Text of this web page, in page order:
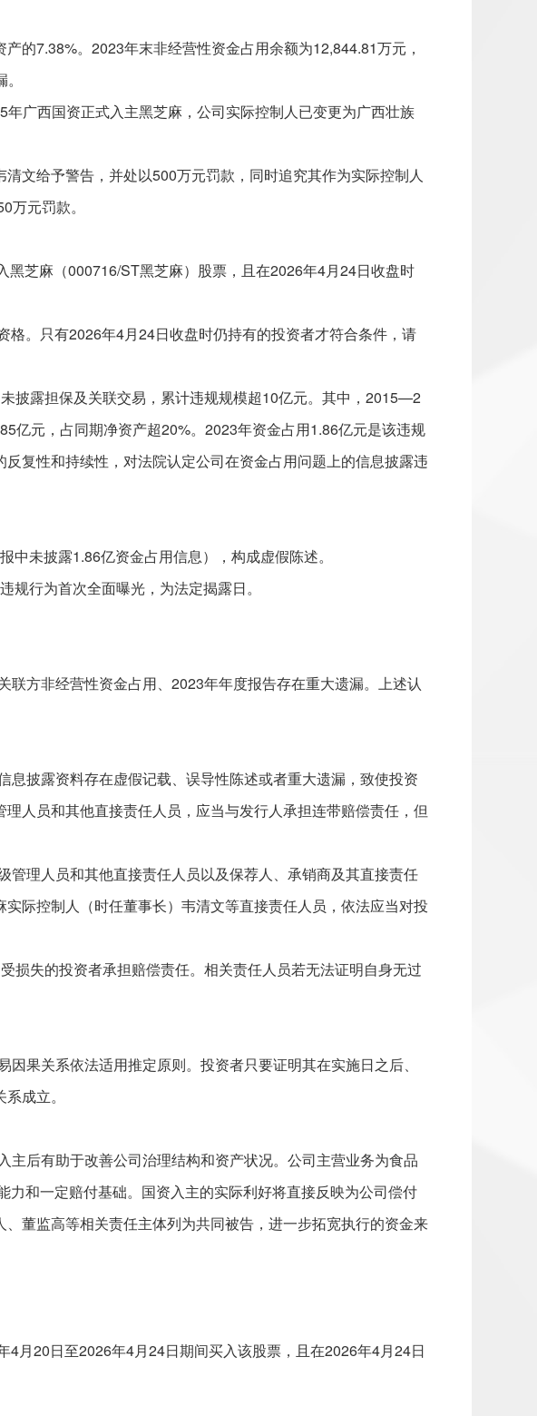
的7.38%。2023年末非经营性资金占用余额为12,844.81万元，
广西国资正式入主黑芝麻，公司实际控制人已变更为广西壮族
清文给予警告，并处以500万元罚款，同时追究其作为实际控制人
元罚款。
芝麻（000716/ST黑芝麻）股票，且在2026年4月24日收盘时
。只有2026年4月24日收盘时仍持有的投资者才符合条件，请
披露担保及关联交易，累计违规规模超10亿元。其中，2015—2
亿元，占同期净资产超20%。2023年资金占用1.86亿元是该违规
复性和持续性，对法院认定公司在资金占用问题上的信息披露违
中未披露1.86亿资金占用信息），构成虚假陈述。
行为首次全面曝光，为法定揭露日。
联方非经营性资金占用、2023年年度报告存在重大遗漏。上述认
息披露资料存在虚假记载、误导性陈述或者重大遗漏，致使投资
人员和其他直接责任人员，应当与发行人承担连带赔偿责任，但
管理人员和其他直接责任人员以及保荐人、承销商及其直接责任
际控制人（时任董事长）韦清文等直接责任人员，依法应当对投
损失的投资者承担赔偿责任。相关责任人员若无法证明自身无过
果关系依法适用推定原则。投资者只要证明其在实施日之后、
成立。
后有助于改善公司治理结构和资产状况。公司主营业务为食品
和一定赔付基础。国资入主的实际利好将直接反映为公司偿付
董监高等相关责任主体列为共同被告，进一步拓宽执行的资金来
月20日至2026年4月24日期间买入该股票，且在2026年4月24日